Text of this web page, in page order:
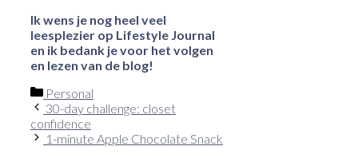
Ik wens je nog heel veel
leesplezier op Lifestyle Journal
en ik bedank je voor het volgen
en lezen van de blog!
Categorieën
Personal
30-day challenge: closet
confidence
1-minute Apple Chocolate Snack